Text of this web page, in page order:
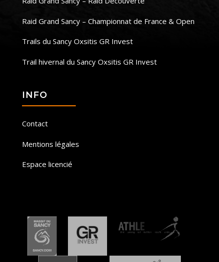
Raid Grand Sancy – Championnat de France & Open
Trails du Sancy Oxsitis GR Invest
Trail hivernal du Sancy Oxsitis GR Invest
INFO
Contact
Mentions légales
Espace licencié